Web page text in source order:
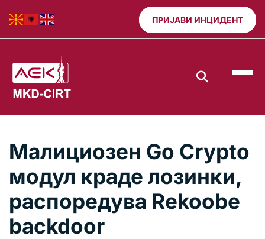
ПРИЈАВИ ИНЦИДЕНТ
Малициозен Go Crypto
модул краде лозинки,
распоредува Rekoobe
backdoor